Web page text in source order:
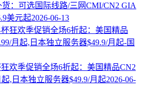
：可选国际线路/三网CMI/CN2 GIA
美元起2026-06-13
欢季促销全场6折起：美国精品CN2
,日本独立服务器$49.9/月起2026-06-